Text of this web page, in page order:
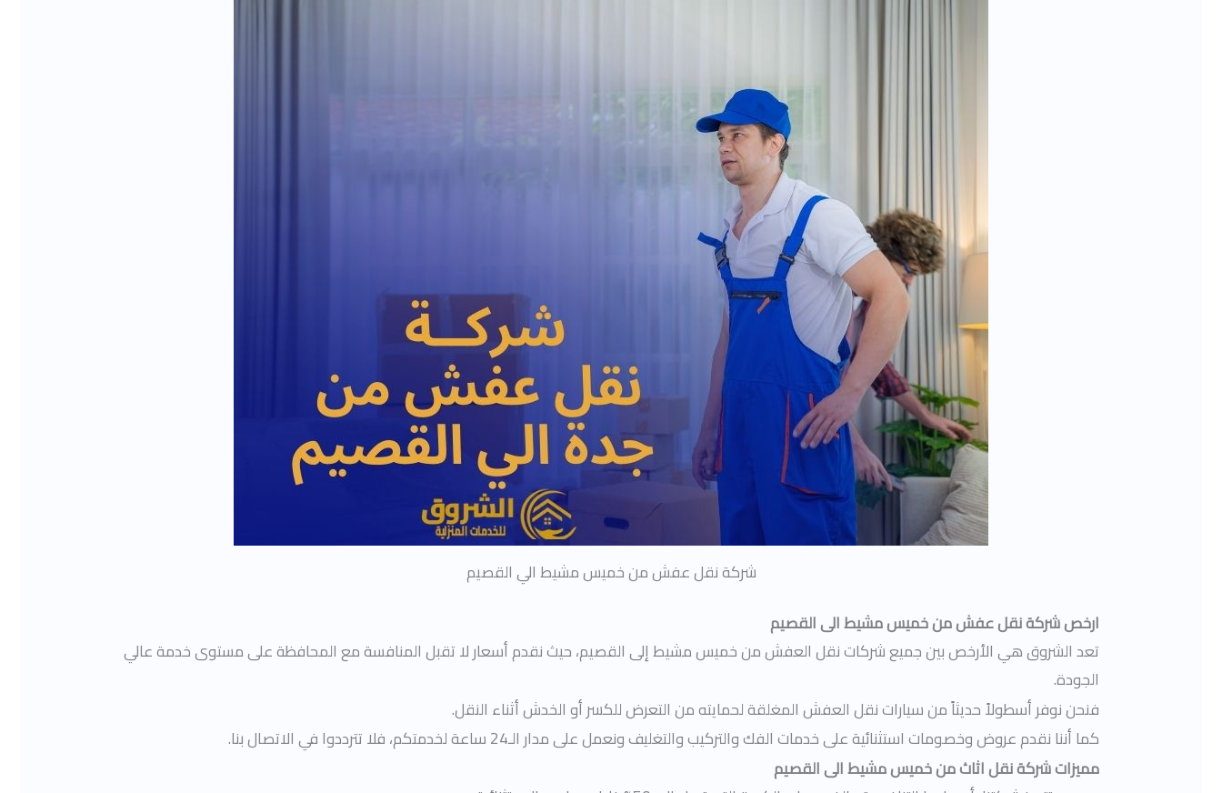
شركة نقل عفش من خميس مشيط الي القصيم
ارخص شركة نقل عفش من خميس مشيط الى القصيم
تعد الشروق هي الأرخص بين جميع شركات نقل العفش من خميس مشيط إلى القصيم، حيث نقدم أسعار لا تقبل المنافسة مع المحافظة على مستوى خدمة عالي
الجودة.
فنحن نوفر أسطولاً حديثاً من سيارات نقل العفش المغلقة لحمايته من التعرض للكسر أو الخدش أثناء النقل.
كما أننا نقدم عروض وخصومات استثنائية على خدمات الفك والتركيب والتغليف ونعمل على مدار الـ24 ساعة لخدمتكم، فلا تترددوا في الاتصال بنا.
مميزات شركة نقل اثاث من خميس مشيط الى القصيم